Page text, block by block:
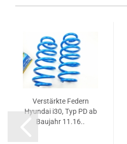
Verstärkte Federn
Hyundai i30, Typ PD ab
Baujahr 11.16..